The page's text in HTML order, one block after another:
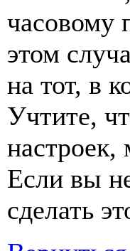
часовому
этом
на тот, в
Учтите,
настроек,
Если вы
сделать